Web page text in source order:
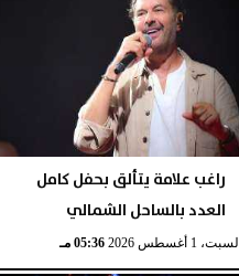
راغب علامة يتألق بحفل كامل
العدد بالساحل الشمالي
السبت، 1 أغسطس 2026 05:36 مـ